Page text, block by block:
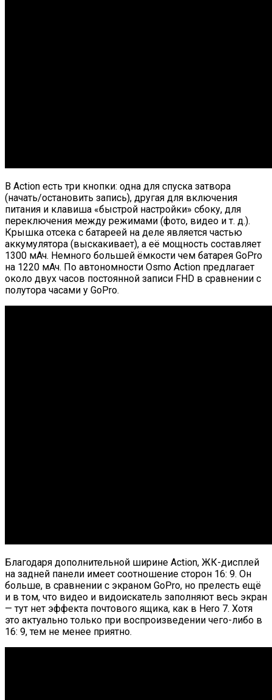
В Action есть три кнопки: одна для спуска затвора
(начать/остановить запись), другая для включения
питания и клавиша «быстрой настройки» сбоку, для
переключения между режимами (фото, видео и т. д.).
Крышка отсека с батареей на деле является частью
аккумулятора (выскакивает), а её мощность составляет
1300 мАч. Немного большей ёмкости чем батарея GoPro
на 1220 мАч. По автономности Osmo Action предлагает
около двух часов постоянной записи FHD в сравнении с
полутора часами у GoPro.
Благодаря дополнительной ширине Action, ЖК-дисплей
на задней панели имеет соотношение сторон 16: 9. Он
больше, в сравнении с экраном GoPro, но прелесть ещё
и в том, что видео и видоискатель заполняют весь экран
— тут нет эффекта почтового ящика, как в Hero 7. Хотя
это актуально только при воспроизведении чего-либо в
16: 9, тем не менее приятно.